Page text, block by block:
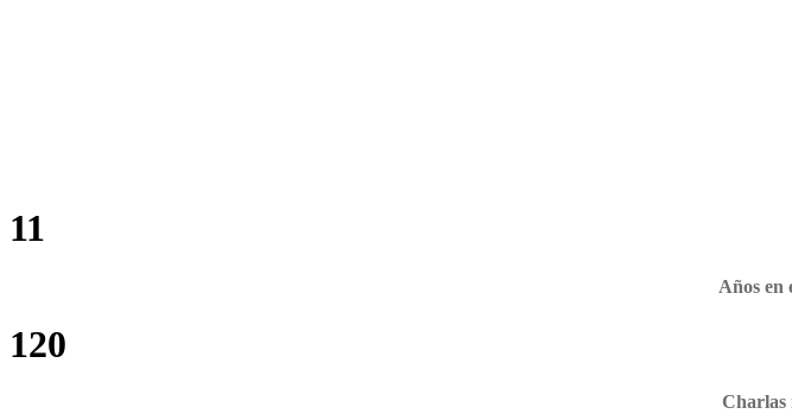
11
Años en
120
Charlas